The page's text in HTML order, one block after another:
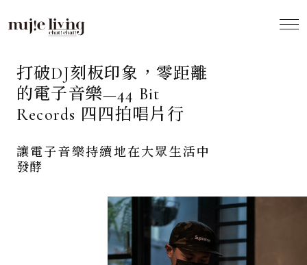
打破DJ刻板印象，零距離
的電子音樂—44 Bit
Records 四四拍唱片行
讓電子音樂持續地在大眾生活中
發酵